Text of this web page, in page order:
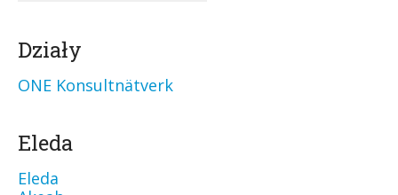
Działy
ONE Konsultnätverk
Eleda
Eleda